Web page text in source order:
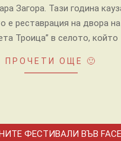
Загора. Тази година
е реставрация на двора
Троица” в селото, който
ПРОЧЕТИ ОЩЕ 🙂
ФЕСТИВАЛИ ВЪВ